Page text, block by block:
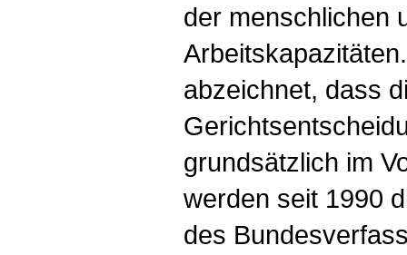
der menschlichen
abzeichnet, dass
grundsätzlich im
werden seit 1990
des